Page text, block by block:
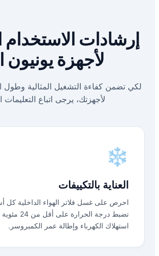
إرشادات
لأجهزة يونيون
لكي تضمن كفاءة التشغيل المثالية وطول
لأجهزتك، يرجى اتباع التعليمات
❄️
العناية بالتكييفات
احرص على غسل فلاتر الهواء الداخلية كل
تضبط درجة الحرارة
استهلاك الكهرباء وإطالة عمر الكمبروسر.